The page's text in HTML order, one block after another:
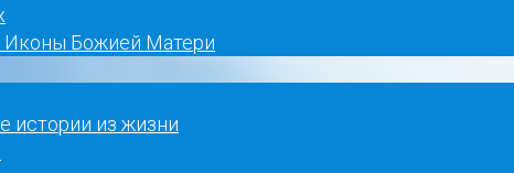
Божией Матери
истории из жизни